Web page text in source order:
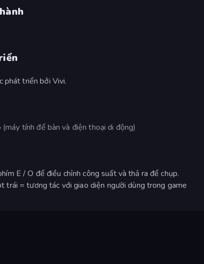
phát triển bởi Vivi.
tính để bàn và điện thoại di động)
E / O để điều chỉnh công suất và thả ra để chụp.
trái = tương tác với giao diện người dùng trong game